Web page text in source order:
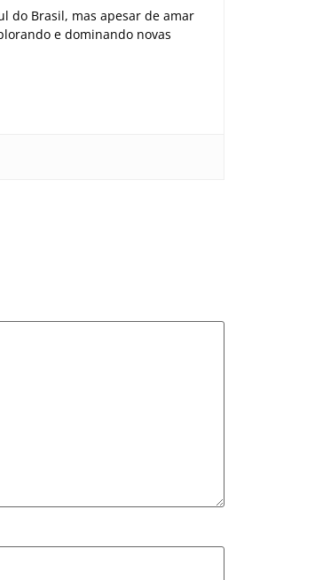
do Brasil, mas apesar de amar
e dominando novas